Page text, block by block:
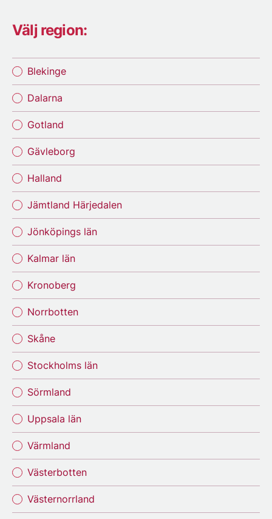
Välj region:
Blekinge
Dalarna
Gotland
Gävleborg
Halland
Jämtland Härjedalen
Jönköpings län
Kalmar län
Kronoberg
Norrbotten
Skåne
Stockholms län
Sörmland
Uppsala län
Värmland
Västerbotten
Västernorrland